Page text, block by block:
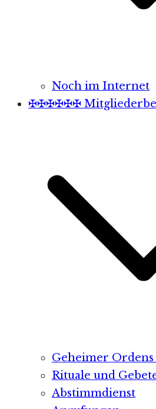
Noch im Internet
✠✠✠✠✠✠
Geheimer Ordens
Rituale und
Abstimmdienst